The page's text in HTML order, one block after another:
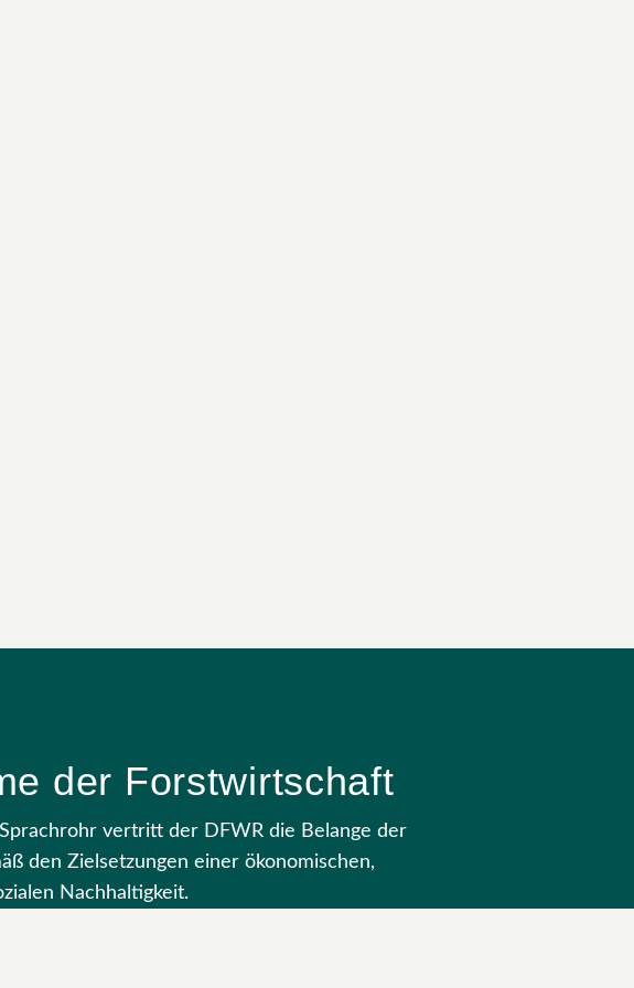
Präsident
Präsident
der Forstwirtschaft
vertritt der DFWR die Belange der
den Zielsetzungen einer ökonomischen,
Nachhaltigkeit.